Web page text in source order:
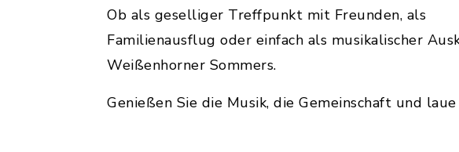
Ob als geselliger Treffpunkt mit Freunden, als
Familienausflug oder einfach als musikalischer
Weißenhorner Sommers.
Genießen Sie die Musik, die Gemeinschaft und